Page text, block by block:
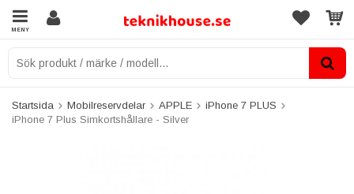
MENY
Startsida Mobilreservdelar APPLE
iPhone 7 PLUS
iPhone 7 Plus Simkortshållare - Silver